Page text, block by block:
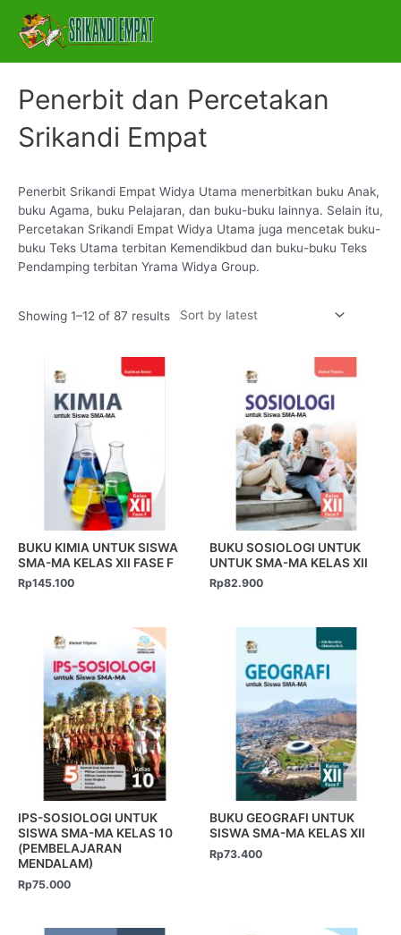
content
Penerbit dan Percetakan
Srikandi Empat
Penerbit Srikandi Empat Widya Utama menerbitkan buku Anak,
buku Agama, buku Pelajaran, dan buku-buku lainnya. Selain itu,
Percetakan Srikandi Empat Widya Utama juga mencetak buku-
buku Teks Utama terbitan Kemendikbud dan buku-buku Teks
Pendamping terbitan Yrama Widya Group.
Showing 1–12 of 87 results
BUKU KIMIA UNTUK SISWA
SMA-MA KELAS XII FASE F
Rp145.100
BUKU SOSIOLOGI UNTUK
UNTUK SMA-MA KELAS XII
Rp82.900
IPS-SOSIOLOGI UNTUK
SISWA SMA-MA KELAS 10
(PEMBELAJARAN
MENDALAM)
Rp75.000
BUKU GEOGRAFI UNTUK
SISWA SMA-MA KELAS XII
Rp73.400
e
c
t
a
t
e
r